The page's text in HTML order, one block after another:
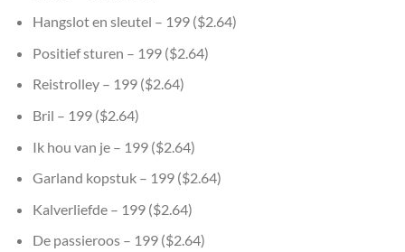
Hangslot en sleutel – 199 ($2.64)
Positief sturen – 199 ($2.64)
Reistrolley – 199 ($2.64)
Bril – 199 ($2.64)
Ik hou van je – 199 ($2.64)
Garland kopstuk – 199 ($2.64)
Kalverliefde – 199 ($2.64)
De passieroos – 199 ($2.64)